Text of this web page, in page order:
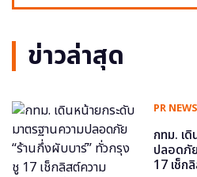
ข่าวล่าสุด
PR NEWS
กทม. เ
ปลอดภั
17 เช็ก